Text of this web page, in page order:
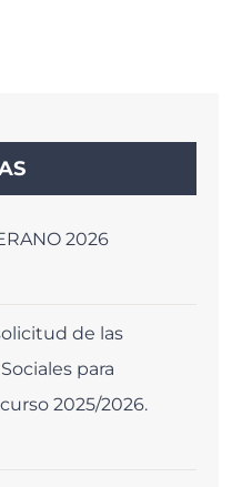
2026
de las
para
2025/2026.